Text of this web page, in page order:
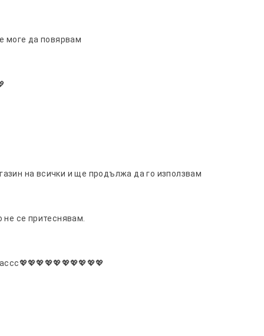
моге да повярвам
на всички и ще продължа да го използвам
се притеснявам.